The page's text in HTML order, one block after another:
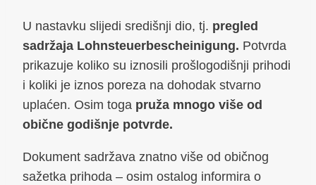
U nastavku slijedi središnji dio, tj. pregled
sadržaja Lohnsteuerbescheinigung. Potvrda
prikazuje koliko su iznosili prošlogodišnji prihodi
i koliki je iznos poreza na dohodak stvarno
uplaćen. Osim toga pruža mnogo više od
obične godišnje potvrde.
Dokument sadržava znatno više od običnog
sažetka prihoda – osim ostalog informira o